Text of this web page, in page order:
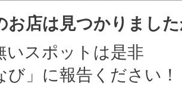
お店は見つかりまし
いスポットは是非
び」に報告ください！